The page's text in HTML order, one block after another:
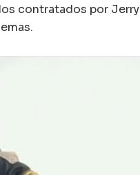
contratados por Jerry